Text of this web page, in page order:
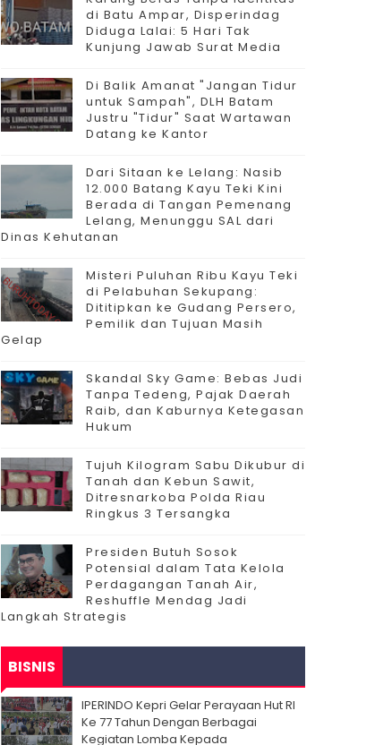
di Batu Ampar, Disperindag
Diduga Lalai: 5 Hari Tak
Kunjung Jawab Surat Media
Di Balik Amanat "Jangan Tidur
untuk Sampah", DLH Batam
Justru "Tidur" Saat Wartawan
Datang ke Kantor
Dari Sitaan ke Lelang: Nasib
12.000 Batang Kayu Teki Kini
Berada di Tangan Pemenang
Lelang, Menunggu SAL dari
Dinas Kehutanan
Misteri Puluhan Ribu Kayu Teki
di Pelabuhan Sekupang:
Dititipkan ke Gudang Persero,
Pemilik dan Tujuan Masih
Gelap
Skandal Sky Game: Bebas Judi
Tanpa Tedeng, Pajak Daerah
Raib, dan Kaburnya Ketegasan
Hukum
Tujuh Kilogram Sabu Dikubur di
Tanah dan Kebun Sawit,
Ditresnarkoba Polda Riau
Ringkus 3 Tersangka
Presiden Butuh Sosok
Potensial dalam Tata Kelola
Perdagangan Tanah Air,
Reshuffle Mendag Jadi
Langkah Strategis
BISNIS
IPERINDO Kepri Gelar Perayaan Hut RI
Ke 77 Tahun Dengan Berbagai
Kegiatan Lomba Kepada